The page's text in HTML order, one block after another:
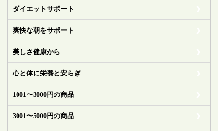
ダイエットサポート
爽快な朝をサポート
美しさ健康から
心と体に栄養と安らぎ
1001〜3000円の商品
3001〜5000円の商品